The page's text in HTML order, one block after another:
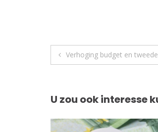
Verhoging budget en
U zou ook interesse